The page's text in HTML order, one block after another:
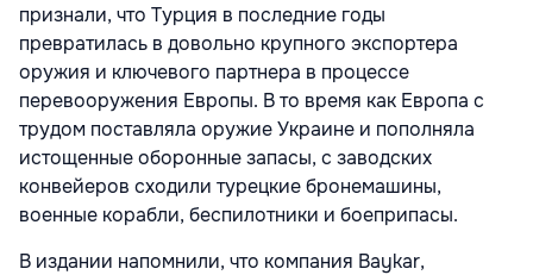
признали, что Турция в последние годы
превратилась в довольно крупного экспортера
оружия и ключевого партнера в процессе
перевооружения Европы. В то время как Европа с
трудом поставляла оружие Украине и пополняла
истощенные оборонные запасы, с заводских
конвейеров сходили турецкие бронемашины,
военные корабли, беспилотники и боеприпасы.
В издании напомнили, что компания Baykar,